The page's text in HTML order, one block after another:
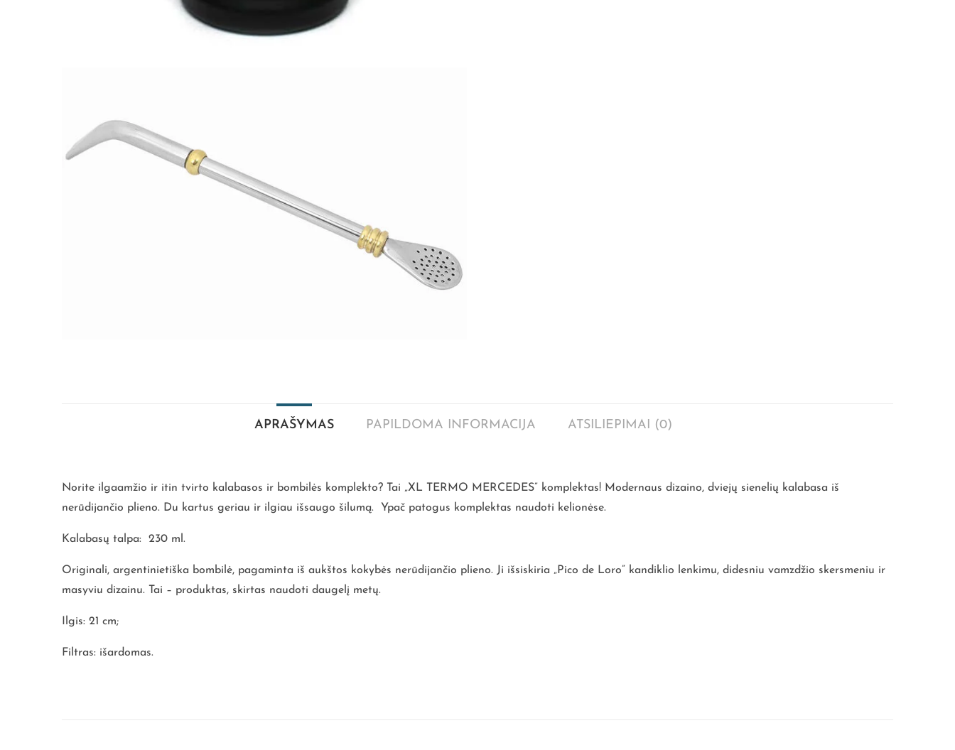
APRAŠYMAS PAPILDOMA INFORMACIJA ATSILIEPIMAI (0)
Norite ilgaamžio ir itin tvirto kalabasos ir bombilės komplekto? Tai „XL TERMO MERCEDES” komplektas! Modernaus dizaino, dviejų sienelių kalabasa iš
nerūdijančio plieno. Du kartus geriau ir ilgiau išsaugo šilumą. Ypač patogus komplektas naudoti kelionėse.
Kalabasų talpa: 230 ml.
Originali, argentinietiška bombilė, pagaminta iš aukštos kokybės nerūdijančio plieno. Ji išsiskiria „Pico de Loro” kandiklio lenkimu, didesniu vamzdžio skersmeniu ir
masyviu dizainu. Tai – produktas, skirtas naudoti daugelį metų.
Ilgis: 21 cm;
Filtras: išardomas.